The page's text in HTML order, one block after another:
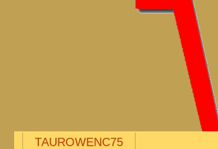
TAUROWENC75